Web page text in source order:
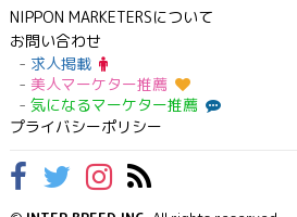
NIPPON MARKETERSについて
お問い合わせ
求人掲載
美人マーケター推薦
気になるマーケター推薦
プライバシーポリシー